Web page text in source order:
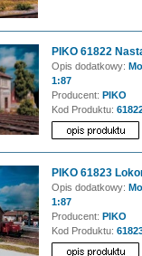
PIKO 61822
Opis dodatkowy:
1:87
Producent: PIKO
Kod Produktu:
PIKO 61823
Opis dodatkowy:
1:87
Producent: PIKO
Kod Produktu: